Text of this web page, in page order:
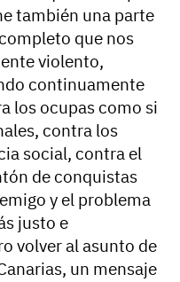
también una parte
que nos
violento,
continuamente
los ocupas como si
contra los
social, contra el
de conquistas
y el problema
justo e
volver al asunto de
un mensaje